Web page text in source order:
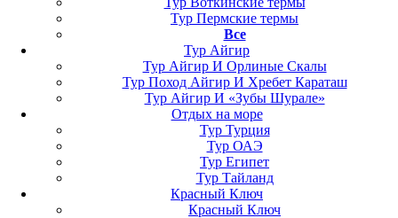
Тур Пермские термы
Все
Тур Айгир
Тур Айгир И Орлиные Скалы
Тур Поход Айгир И Хребет Караташ
Тур Айгир И «Зубы Шурале»
Отдых на море
Тур Турция
Тур ОАЭ
Тур Египет
Тур Тайланд
Красный Ключ
Красный Ключ